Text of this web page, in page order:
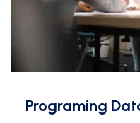
Programing